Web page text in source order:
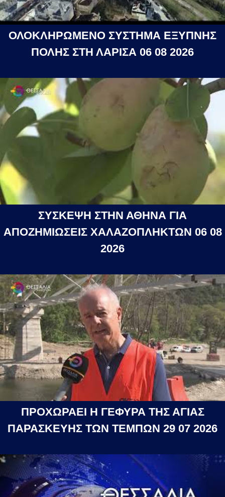
ΟΛΟΚΛΗΡΩΜΕΝΟ ΣΥΣΤΗΜΑ ΕΞΥΠΝΗΣ
ΠΟΛΗΣ ΣΤΗ ΛΑΡΙΣΑ 06 08 2026
ΣΥΣΚΕΨΗ ΣΤΗΝ ΑΘΗΝΑ ΓΙΑ
ΑΠΟΖΗΜΙΩΣΕΙΣ ΧΑΛΑΖΟΠΛΗΚΤΩΝ 06 08
2026
ΠΡΟΧΩΡΑΕΙ Η ΓΕΦΥΡΑ ΤΗΣ ΑΓΙΑΣ
ΠΑΡΑΣΚΕΥΗΣ ΤΩΝ ΤΕΜΠΩΝ 29 07 2026